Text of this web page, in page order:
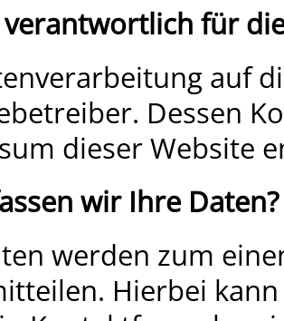
für
auf
Dessen
dieser Website
wir Ihre Daten?
werden zum
Hierbei